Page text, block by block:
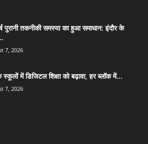
पुरानी तकनीकी समस्या का हुआ समाधान: इंदौर के
7, 2026
स्कूलों में डिजिटल शिक्षा को बढ़ावा, हर ब्लॉक में...
7, 2026